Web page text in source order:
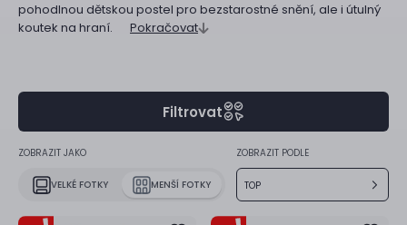
pohodlnou dětskou postel pro bezstarostné snění, ale i útulný
koutek na hraní.
Pokračovat
Filtrovat
ZOBRAZIT JAKO
VELKÉ FOTKY MENŠÍ FOTKY
ZOBRAZIT PODLE
TOP